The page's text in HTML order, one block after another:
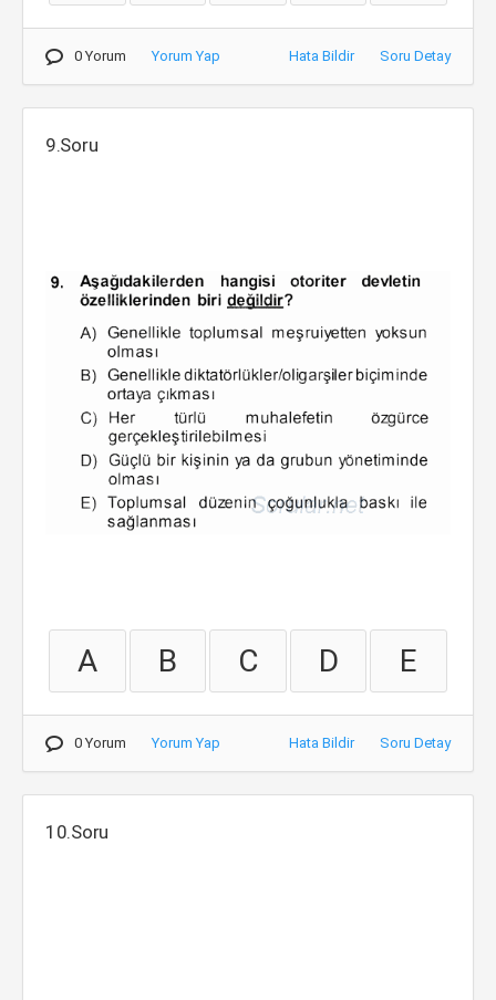
0 Yorum Yorum Yap Hata Bildir Soru Detay
9.Soru
A B C D E
0 Yorum Yorum Yap Hata Bildir Soru Detay
10.Soru